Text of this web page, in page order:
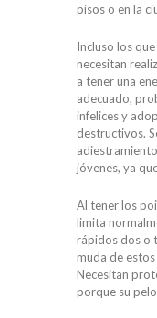
pisos o en la
Incluso los
necesitan
a tener una
adecuado,
infelices y
destructivos.
jóvenes, ya
Al tener los
limita
rápidos dos o
muda de
Necesitan
porque su